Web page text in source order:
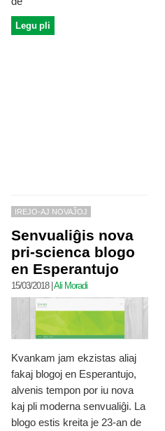
Legu pli
IREJO-AJ NOVAĴOJ
Senvualiĝis nova
pri-scienca blogo
en Esperantujo
15/03/2018|Ali Moradi
Kvankam jam ekzistas aliaj
fakaj blogoj en Esperantujo,
alvenis tempon por iu nova
kaj pli moderna senvualiĝi. La
blogo estis kreita je 23-an de